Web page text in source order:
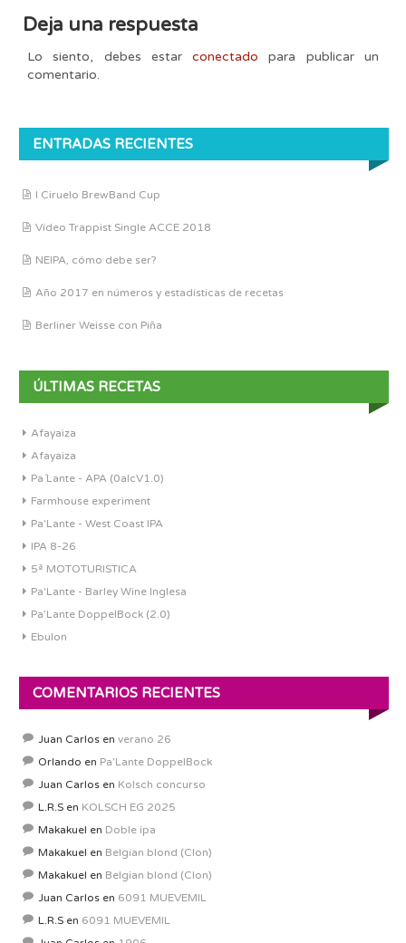
Deja una respuesta
Lo siento, debes estarconectado para publicar un
comentario.
ENTRADAS RECIENTES
I Ciruelo BrewBand Cup
Vídeo Trappist Single ACCE 2018
NEIPA, cómo debe ser?
Año 2017 en números y estadísticas de recetas
Berliner Weisse con Piña
ÚLTIMAS RECETAS
Afayaiza
Afayaiza
Pa´Lante - APA (0alcV1.0)
Farmhouse experiment
Pa'Lante - West Coast IPA
IPA 8-26
5ª MOTOTURISTICA
Pa'Lante - Barley Wine Inglesa
Pa’Lante DoppelBock (2.0)
Ebulon
COMENTARIOS RECIENTES
Juan Carlos en verano 26
Orlando en Pa’Lante DoppelBock
Juan Carlos en Kolsch concurso
L.R.S en KOLSCH EG 2025
Makakuel en Doble ipa
Makakuel en Belgian blond (Clon)
Makakuel en Belgian blond (Clon)
Juan Carlos en 6091 MUEVEMIL
L.R.S en 6091 MUEVEMIL